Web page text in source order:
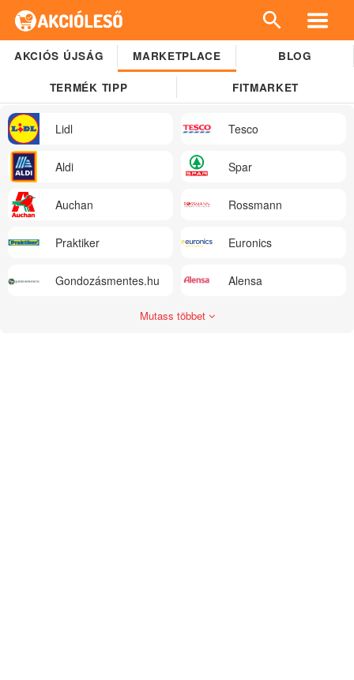
AKCIÓS ÚJSÁG MARKETPLACE BLOG
TERMÉK TIPP FITMARKET
Lidl Tesco
Aldi Spar
Auchan Rossmann
Praktiker Euronics
Gondozásmentes.hu Alensa
Mutass többet